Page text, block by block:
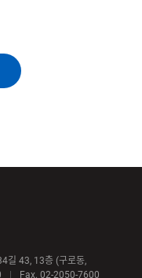
길 43, 13층 (구로동,
| Fax. 02-2050-7600